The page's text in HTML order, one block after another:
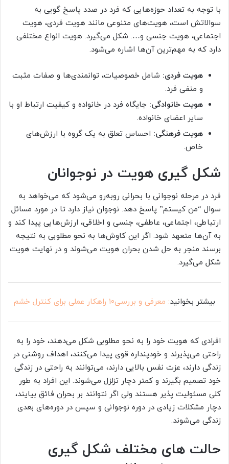
با توجه به تعداد حوزه‌هایی که فرد در صدد پاسخ گویی به
سوالاتش است، هویت‌های متنوعی مانند هویت فردی، هویت
اجتماعی، هویت جنسی و…. شکل می‌گیرد. هویت انواع مختلفی
دارد که به مهم‌ترین آن‌ها اشاره می‌شود.
هویت فردی: شامل خصوصیات، توانمندی‌ها و صفات مثبت
و منفی فرد.
هویت خانوادگی: جایگاه فرد در خانواده و کیفیت ارتباط او با
سایر اعضای خانواده.
هویت فرهنگی: احساس تعلق به یک گروه با ارزش‌های
خاص.
شکل گیری هویت در نوجوانان
فرد در مرحله نوجوانی با بحرانی روبه‌رو می‌شود که می‌خواهد به
سوال “من کیستم” پاسخ دهد. نوجوان نیاز دارد تا در مورد مسائل
ارتباطی، اجتماعی، عاطفی، جنسی و اخلاقی، ارزش‌هایی پیدا کند و
به آن‌ها متعهد شود. اگر این کاوش‌ها به نحو مطلوبی به نتیجه
برسند منجر به حل شدن بحران هویت می‌شوند و در نهایت هویت
شکل می‌گیرد.
بیشتر بخوانید: معرفی و بررسی۱۰ راهکار عملی برای کنترل خشم
افرادی که هویت خود را به نحو مطلوبی شکل می‌دهند، خود را به
راحتی می‌پذیرند و خودپنداره قوی پیدا می‌کنند، اهداف روشنی در
زندگی دارند، عزت نفس بالایی دارند، می‌توانند به راحتی در زندگی
خود تصمیم بگیرند و کمتر دچار تزلزل می‌شوند. این افراد به طور
کلی مسئولیت پذیر هستند ولی اگر نتوانند بر بحران فائق بیایند،
دچار مشکلات زیادی در دوره نوجوانی و سپس در دوره‌های بعدی
زندگی می‌شوند.
حالت های مختلف شکل گیری